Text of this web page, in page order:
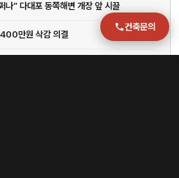
나” 다대포 동쪽해변 개장 앞 시끌
만원 삭감 의결
건축문의